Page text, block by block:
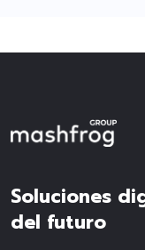
Soluciones
del futuro